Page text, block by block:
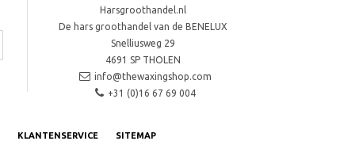
Harsgroothandel.nl
De hars groothandel van de BENELUX
Snelliusweg 29
4691 SP THOLEN
info@thewaxingshop.com
+31 (0)16 67 69 004
KLANTENSERVICE SITEMAP